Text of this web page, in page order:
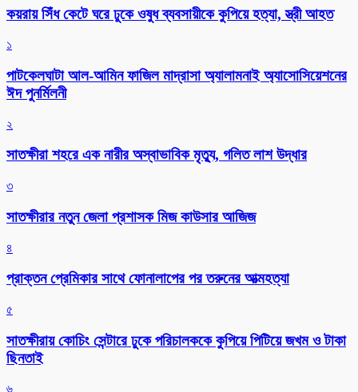
কয়রায় সিঁধ কেটে ঘরে ঢুকে ওষুধ ব্যবসায়ীকে কুপিয়ে হত্যা, স্ত্রী আহত
১
পাটকেলঘাটা আল-আমিন ফাজিল মাদ্রাসা অ্যালামনাই অ্যাসোসিয়েশনের
ঈদ পুনর্মিলনী
২
সাতক্ষীরা শহরে এক নারীর অস্বাভাবিক মৃত্যু, গলিত লাশ উদ্ধার
৩
সাতক্ষীরার নতুন জেলা প্রশাসক মিজ কাউসার আজিজ
৪
প্রাক্তন প্রেমিকার সাথে ফোনালাপের পর তরুনের আত্মহত্যা
৫
সাতক্ষীরায় কোচিং সেন্টারে ঢুকে পরিচালককে কুপিয়ে পিটিয়ে জখম ও টাকা
ছিনতাই
৬